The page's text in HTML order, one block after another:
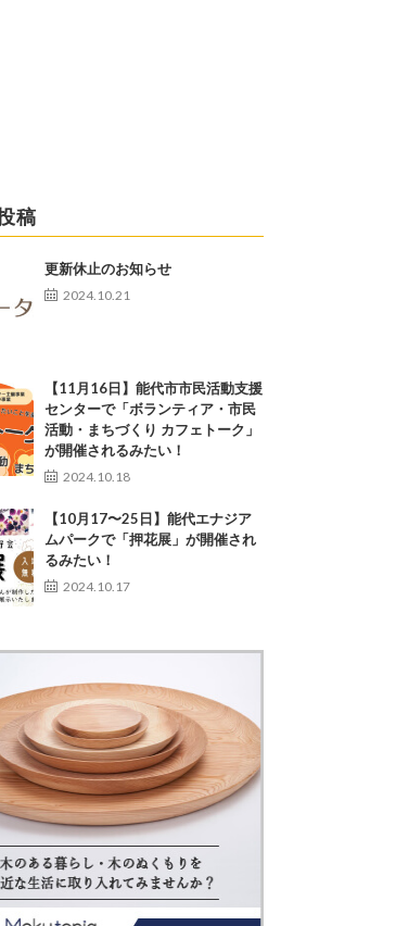
稿
更新休止のお知らせ
2024.10.21
【11月16日】能代市市民活動支援
センターで「ボランティア・市民
活動・まちづくり カフェトーク」
が開催されるみたい！
2024.10.18
【10月17〜25日】能代エナジア
ムパークで「押花展」が開催され
るみたい！
2024.10.17